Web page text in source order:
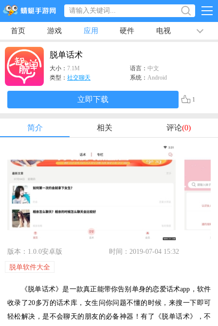
首页 游戏 应用 硬件 电视 排行榜
专题
脱单话术
大小： 7.1M 语言： 中文
类型： 社交聊天 系统： Android
立即下载 1
简介 相关 评论(0)
版本：1.0.0安卓版 时间：2019-07-04 15:32
脱单软件大全
《脱单话术》是一款真正能带你告别单身的恋爱话术app，软件
收录了20多万的话术库，女生问你问题不懂的时候，来搜一下即可
轻松解决，是不会聊天的朋友的必备神器！有了《脱单话术》，不